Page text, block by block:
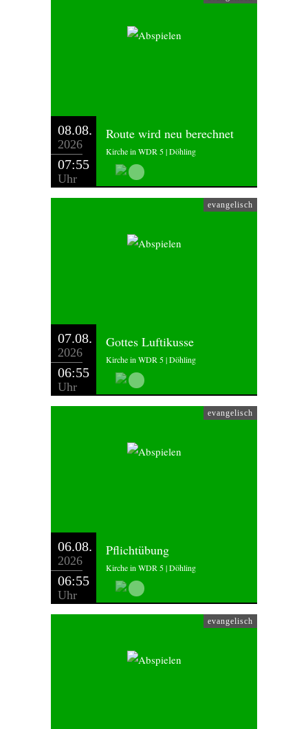
08.08.
2026
07:55
Uhr
Route wird neu berechnet
Kirche in WDR 5 | Döhling
evangelisch
07.08.
2026
06:55
Uhr
Gottes Luftikusse
Kirche in WDR 5 | Döhling
evangelisch
06.08.
2026
06:55
Uhr
Pflichtübung
Kirche in WDR 5 | Döhling
evangelisch